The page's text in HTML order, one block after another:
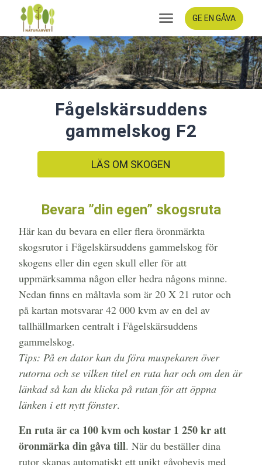
GE EN GÅVA
Fågelskärsuddens
gammelskog F2
LÄS OM SKOGEN
Bevara ”din egen” skogsruta
Här kan du bevara en eller flera öronmärkta
skogsrutor i Fågelskärsuddens gammelskog för
skogens eller din egen skull eller för att
uppmärksamma någon eller hedra någons minne.
Nedan finns en måltavla som är 20 X 21 rutor och
på kartan motsvarar 42 000 kvm av en del av
tallhällmarken centralt i Fågelskärsuddens
gammelskog.
Tips: På en dator kan du föra muspekaren över
rutorna och se vilken titel en ruta har och om den är
länkad så kan du klicka på rutan för att öppna
länken i ett nytt fönster.
En ruta är ca 100 kvm och kostar 1 250 kr att
öronmärka din gåva till. När du beställer dina
rutor skapas automatiskt ett unikt gåvobevis med